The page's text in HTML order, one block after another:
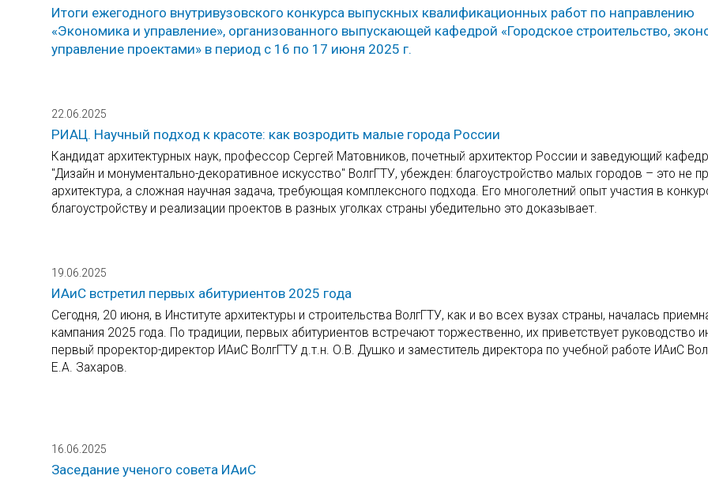
Итоги ежегодного внутривузовского конкурса выпускных квалификационных работ по направлению
«Экономика и управление», организованного выпускающей кафедрой «Городское строительство,
управление проектами» в период с 16 по 17 июня 2025 г.
22.06.2025
РИАЦ. Научный подход к красоте: как возродить малые города России
Кандидат архитектурных наук, профессор Сергей Матовников, почетный архитектор России и заведующий
"Дизайн и монументально-декоративное искусство" ВолгГТУ, убежден: благоустройство малых городов – это не
архитектура, а сложная научная задача, требующая комплексного подхода. Его многолетний опыт участия в
благоустройству и реализации проектов в разных уголках страны убедительно это доказывает.
19.06.2025
ИАиС встретил первых абитуриентов 2025 года
Сегодня, 20 июня, в Институте архитектуры и строительства ВолгГТУ, как и во всех вузах страны, началась
кампания 2025 года. По традиции, первых абитуриентов встречают торжественно, их приветствует руководство
первый проректор-директор ИАиС ВолгГТУ д.т.н. О.В. Душко и заместитель директора по учебной работе ИАиС
Е.А. Захаров.
16.06.2025
Заседание ученого совета ИАиС